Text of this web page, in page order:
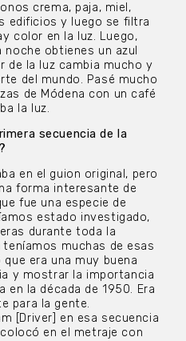
crema, paja, miel,
edificios y luego se filtra
color en la luz. Luego,
obtienes un azul
de la luz cambia mucho y
del mundo. Pasé mucho
de Módena con un café
la luz.
secuencia de la
en el guion original, pero
forma interesante de
fue una especie de
estado investigado,
durante toda la
muchas de esas
era una muy buena
y mostrar la importancia
la década de 1950. Era
para la gente.
[Driver] en esa secuencia
en el metraje con